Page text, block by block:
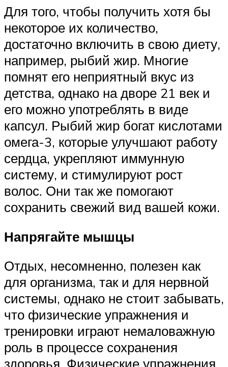
Для того, чтобы получить хотя бы
некоторое их количество,
достаточно включить в свою диету,
например, рыбий жир. Многие
помнят его неприятный вкус из
детства, однако на дворе 21 век и
его можно употреблять в виде
капсул. Рыбий жир богат кислотами
омега-3, которые улучшают работу
сердца, укрепляют иммунную
систему, и стимулируют рост
волос. Они так же помогают
сохранить свежий вид вашей кожи.
Напрягайте мышцы
Отдых, несомненно, полезен как
для организма, так и для нервной
системы, однако не стоит забывать,
что физические упражнения и
тренировки играют немаловажную
роль в процессе сохранения
здоровья. Физические упражнения,